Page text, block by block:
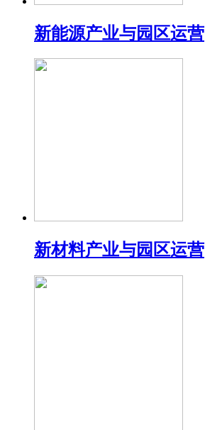
新能源产业与园区运营
新材料产业与园区运营